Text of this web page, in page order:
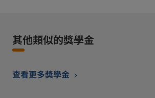
其他類似的獎學金
查看更多獎學金